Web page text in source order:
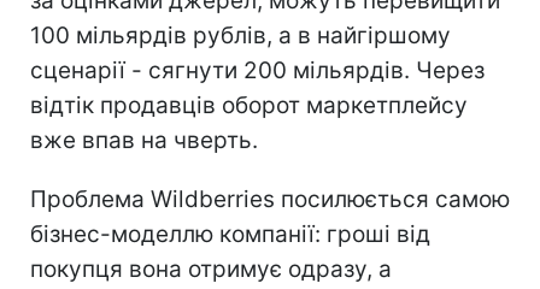
100 мільярдів рублів, а в найгіршому
сценарії - сягнути 200 мільярдів. Через
відтік продавців оборот маркетплейсу
вже впав на чверть.
Проблема Wildberries посилюється самою
бізнес-моделлю компанії: гроші від
покупця вона отримує одразу, а